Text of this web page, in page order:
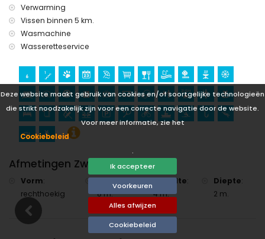
Deze website maakt gebruik van cookies en/of soortgelijke technologieën
die strikt noodzakelijk zijn voor een correcte navigatie door de website.
Voor meer informatie, zie het
Cookiebeleid
.
Ik accepteer
Voorkeuren
Alles afwijzen
Cookiebeleid
Sport
surfen (binnen 5 kilometer van de villa)
paardrijden en wandelen (binnen 10 kilometer van de villa)
Verwarming
Vissen binnen 5 km.
Wasmachine
Wasseretteservice
Afmetingen Zwembad
Vorm:
rechthoekig
Lengte:
8 m.
Breedte:
4 m.
Diepte:
2 m.